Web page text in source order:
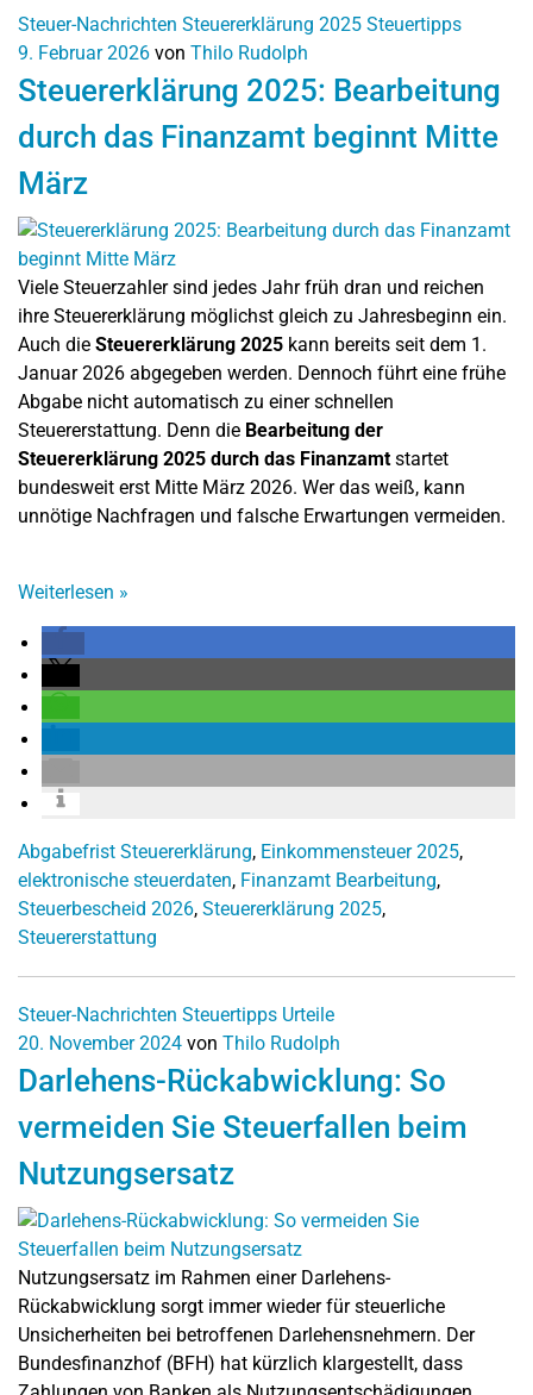
Steuer-Nachrichten Steuererklärung 2025 Steuertipps
9. Februar 2026 von Thilo Rudolph
Steuererklärung 2025: Bearbeitung
durch das Finanzamt beginnt Mitte
März
Viele Steuerzahler sind jedes Jahr früh dran und reichen
ihre Steuererklärung möglichst gleich zu Jahresbeginn ein.
Auch die Steuererklärung 2025 kann bereits seit dem 1.
Januar 2026 abgegeben werden. Dennoch führt eine frühe
Abgabe nicht automatisch zu einer schnellen
Steuererstattung. Denn die Bearbeitung der
Steuererklärung 2025 durch das Finanzamtstartet
bundesweit erst Mitte März 2026. Wer das weiß, kann
unnötige Nachfragen und falsche Erwartungen vermeiden.
Weiterlesen »
Abgabefrist Steuererklärung, Einkommensteuer 2025,
elektronische steuerdaten, Finanzamt Bearbeitung,
Steuerbescheid 2026, Steuererklärung 2025,
Steuererstattung
Steuer-Nachrichten Steuertipps Urteile
20. November 2024 von Thilo Rudolph
Darlehens-Rückabwicklung: So
vermeiden Sie Steuerfallen beim
Nutzungsersatz
Nutzungsersatz im Rahmen einer Darlehens-
Rückabwicklung sorgt immer wieder für steuerliche
Unsicherheiten bei betroffenen Darlehensnehmern. Der
Bundesfinanzhof (BFH) hat kürzlich klargestellt, dass